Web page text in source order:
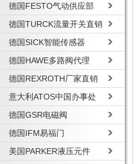
德国FESTO气动供应部
德国TURCK流量开关直销
德国SICK智能传感器
德国HAWE多路阀代理
德国REXROTH厂家直销
意大利ATOS中国办事处
德国GSR电磁阀
德国IFM易福门
美国PARKER液压元件